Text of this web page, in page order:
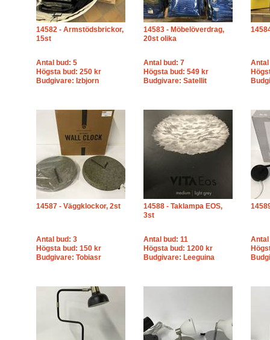
14582 - Armstödsbrickor,
15st
Antal bud: 5
Högsta bud: 250 kr
Budgivare: Izbjorn
14583 - Möbelöverdrag,
20st olika
Antal bud: 7
Högsta bud: 549 kr
Budgivare: Satellit
Antal
14587 - Väggklockor, 2st
Antal bud: 3
Högsta bud: 150 kr
Budgivare: Tobiasr
14588 - Taklampa EOS,
3st
Antal bud: 11
Högsta bud: 1200 kr
Budgivare: Leeguina
Antal